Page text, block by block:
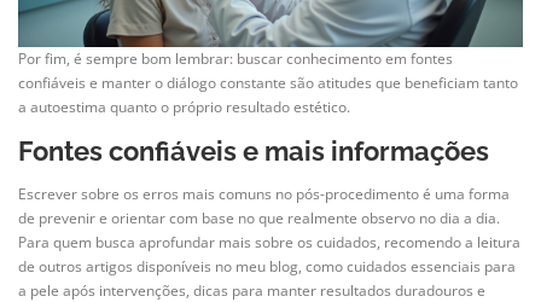
Por fim, é sempre bom lembrar: buscar conhecimento em fontes
confiáveis e manter o diálogo constante são atitudes que beneficiam tanto
a autoestima quanto o próprio resultado estético.
Fontes confiáveis e mais informações
Escrever sobre os erros mais comuns no pós-procedimento é uma forma
de prevenir e orientar com base no que realmente observo no dia a dia.
Para quem busca aprofundar mais sobre os cuidados, recomendo a leitura
de outros artigos disponíveis no meu blog, como cuidados essenciais para
a pele após intervenções, dicas para manter resultados duradouros e